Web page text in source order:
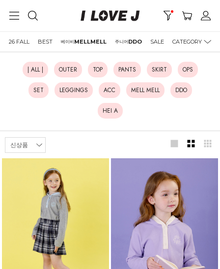
26 FALL BEST 베이비MELLMELL 주니어DDO SALE CATEGORY
| ALL | OUTER TOP PANTS SKIRT OPS
SET LEGGINGS ACC MELL MELL DDO
HEI A